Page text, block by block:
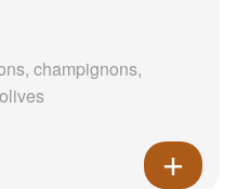
champignons,